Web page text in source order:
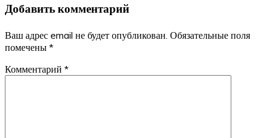
записям
Добавить комментарий
Ваш адрес email не будет опубликован. Обязательные поля
помечены *
Комментарий *